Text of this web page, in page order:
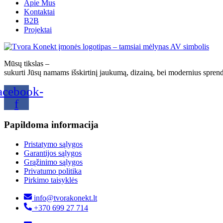
Apie Mus
Kontaktai
B2B
Projektai
Mūsų tikslas –
sukurti Jūsų namams išskirtinį jaukumą, dizainą, bei modernius
f
Papildoma informacija
Pristatymo sąlygos
Garantijos sąlygos
Grąžinimo sąlygos
Privatumo politika
Pirkimo taisyklės
info@tvorakonekt.lt
+370 699 27 714